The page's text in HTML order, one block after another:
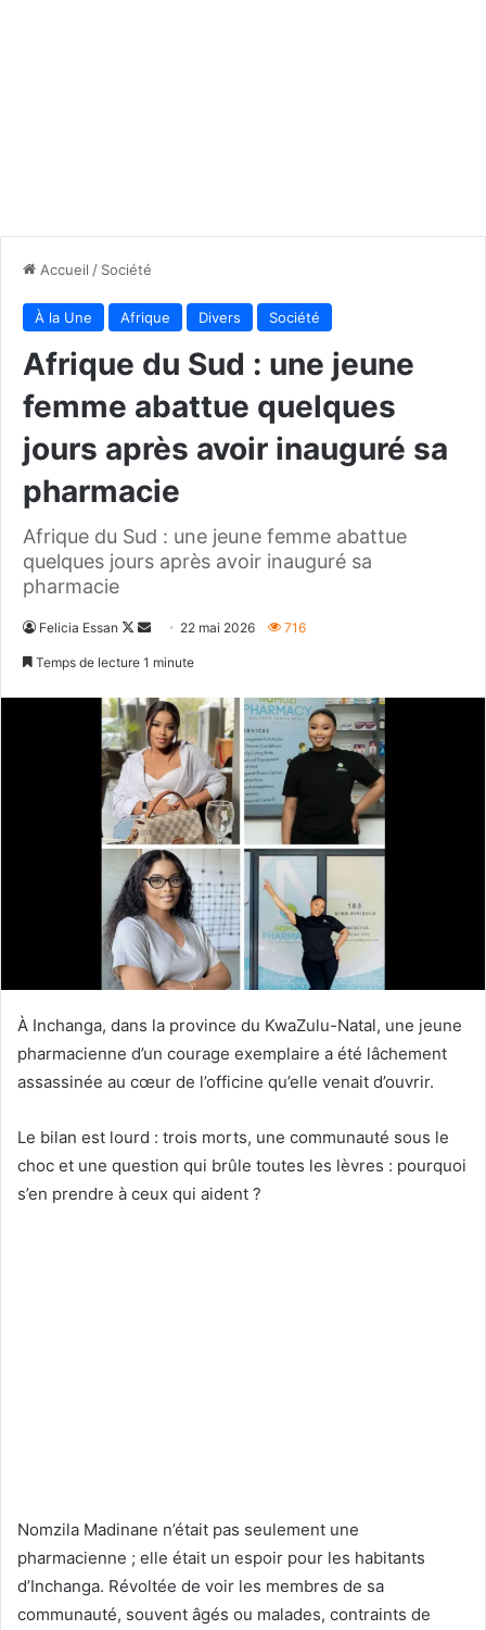
Accueil / Société
À la Une Afrique Divers Société
Afrique du Sud : une jeune
femme abattue quelques
jours après avoir inauguré sa
pharmacie
Afrique du Sud : une jeune femme abattue
quelques jours après avoir inauguré sa
pharmacie
Felicia Essan
Follow
Envoyer22 mai 2026 716
Temps de lecture 1 minute
À Inchanga, dans la province du KwaZulu-Natal, une jeune
pharmacienne d’un courage exemplaire a été lâchement
assassinée au cœur de l’officine qu’elle venait d’ouvrir.
Le bilan est lourd : trois morts, une communauté sous le
choc et une question qui brûle toutes les lèvres : pourquoi
s’en prendre à ceux qui aident ?
Nomzila Madinane n’était pas seulement une
pharmacienne ; elle était un espoir pour les habitants
d’Inchanga. Révoltée de voir les membres de sa
communauté, souvent âgés ou malades, contraints de